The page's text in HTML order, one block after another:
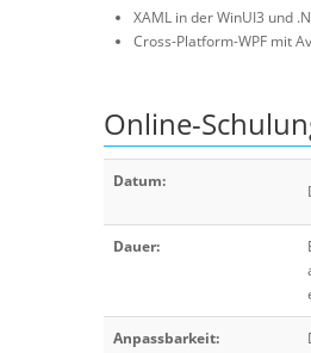
XAML in der WinUI3 und
Cross-Platform-WPF mit
Online-
Datum:
Dauer:
Anpassbarkeit: